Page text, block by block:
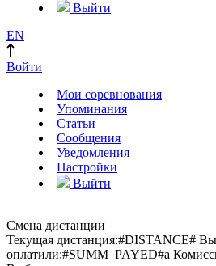
Выйти
EN
Войти
Мои соревнования
Упоминания
Статьи
Сообщения
Уведомления
Настройки
Выйти
Смена дистанции
Текущая дистанция:#DISTANCE# Вы
оплатили:#SUMM_PAYED#a